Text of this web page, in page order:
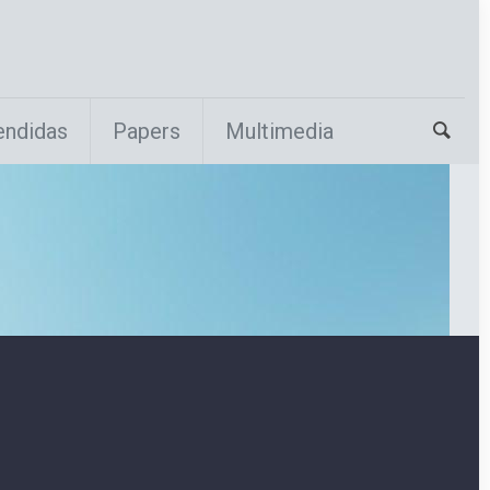
Papers Multimedia